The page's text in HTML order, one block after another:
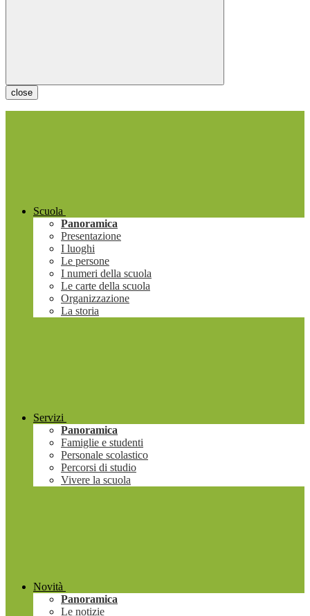
close
Scuola
Panoramica
Presentazione
I luoghi
Le persone
I numeri della scuola
Le carte della scuola
Organizzazione
La storia
Servizi
Panoramica
Famiglie e studenti
Personale scolastico
Percorsi di studio
Vivere la scuola
Novità
Panoramica
Le notizie